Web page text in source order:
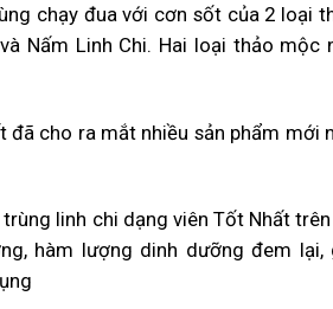
chạy đua với cơn sốt của 2 loại
Nấm Linh Chi. Hai loại thảo mộc
cho ra mắt nhiều sản phẩm mới
linh chi dạng viên Tốt Nhất
hàm lượng dinh dưỡng đem lại,